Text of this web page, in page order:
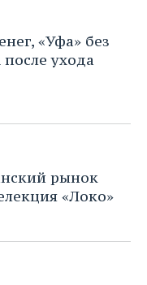
«Уфа» без
ухода
рынок
«Локо»